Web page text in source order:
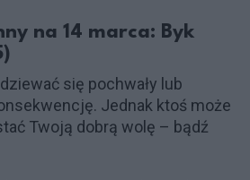
na 14 marca: Byk
się pochwały lub
Jednak ktoś może
Twoją dobrą wolę – bądź